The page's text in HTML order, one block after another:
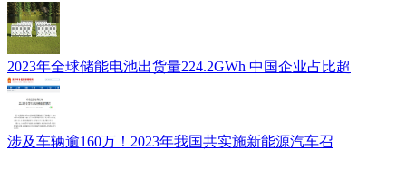
2023年全球储能电池出货量224.2GWh 中国企业占比超
涉及车辆逾160万！2023年我国共实施新能源汽车召